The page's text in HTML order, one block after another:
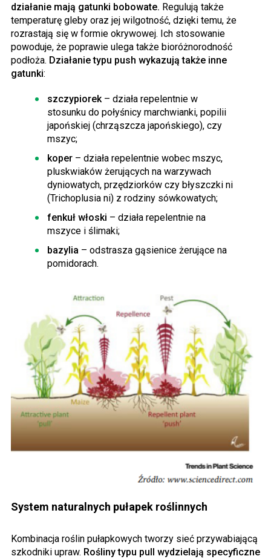
działanie mają gatunki bobowate. Regulują także
temperaturę gleby oraz jej wilgotność, dzięki temu, że
rozrastają się w formie okrywowej. Ich stosowanie
powoduje, że poprawie ulega także bioróżnorodność
podłoża. Działanie typu push wykazują także inne
gatunki:
szczypiorek – działa repelentnie w
stosunku do połyśnicy marchwianki, popilii
japońskiej (chrząszcza japońskiego), czy
mszyc;
koper – działa repelentnie wobec mszyc,
pluskwiaków żerujących na warzywach
dyniowatych, przędziorków czy błyszczki ni
(Trichoplusia ni) z rodziny sówkowatych;
fenkuł włoski – działa repelentnie na
mszyce i ślimaki;
bazylia – odstrasza gąsienice żerujące na
pomidorach.
System naturalnych pułapek roślinnych
Kombinacja roślin pułapkowych tworzy sieć przywabiającą
szkodniki upraw. Rośliny typu pull wydzielają specyficzne